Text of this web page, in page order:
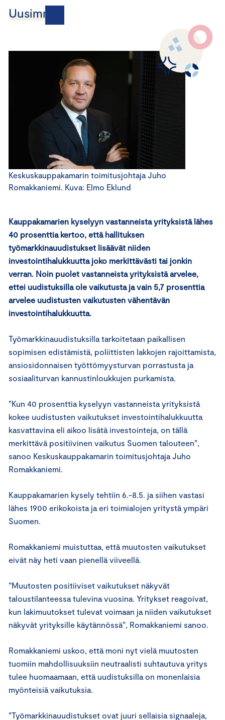
Uusimmat
Keskuskauppakamarin toimitusjohtaja Juho
Romakkaniemi. Kuva: Elmo Eklund
Kauppakamarien kyselyyn vastanneista yrityksistä lähes
40 prosenttia kertoo, että hallituksen
työmarkkinauudistukset lisäävät niiden
investointihalukkuutta joko merkittävästi tai jonkin
verran. Noin puolet vastanneista yrityksistä arvelee,
ettei uudistuksilla ole vaikutusta ja vain 5,7 prosenttia
arvelee uudistusten vaikutusten vähentävän
investointihalukkuutta.
Työmarkkinauudistuksilla tarkoitetaan paikallisen
sopimisen edistämistä, poliittisten lakkojen rajoittamista,
ansiosidonnaisen työttömyysturvan porrastusta ja
sosiaaliturvan kannustinloukkujen purkamista.
”Kun 40 prosenttia kyselyyn vastanneista yrityksistä
kokee uudistusten vaikutukset investointihalukkuutta
kasvattavina eli aikoo lisätä investointeja, on tällä
merkittävä positiivinen vaikutus Suomen talouteen”,
sanoo Keskuskauppakamarin toimitusjohtaja Juho
Romakkaniemi.
Kauppakamarien kysely tehtiin 6.-8.5. ja siihen vastasi
lähes 1900 erikokoista ja eri toimialojen yritystä ympäri
Suomen.
Romakkaniemi muistuttaa, että muutosten vaikutukset
eivät näy heti vaan pienellä viiveellä.
”Muutosten positiiviset vaikutukset näkyvät
taloustilanteessa tulevina vuosina. Yritykset reagoivat,
kun lakimuutokset tulevat voimaan ja niiden vaikutukset
näkyvät yrityksille käytännössä”, Romakkaniemi sanoo.
Romakkaniemi uskoo, että moni nyt vielä muutosten
tuomiin mahdollisuuksiin neutraalisti suhtautuva yritys
tulee huomaamaan, että uudistuksilla on monenlaisia
myönteisiä vaikutuksia.
”Työmarkkinauudistukset ovat juuri sellaisia signaaleja,